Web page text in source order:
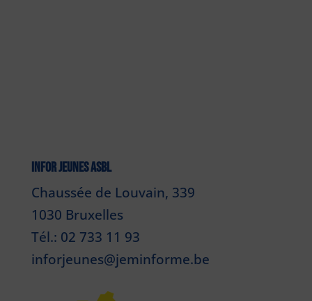
INFOR JEUNES ASBL
Chaussée de Louvain, 339
1030 Bruxelles
Tél.: 02 733 11 93
inforjeunes@jeminforme.be